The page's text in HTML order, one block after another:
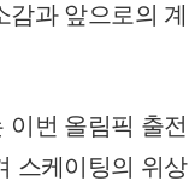
감과 앞으로의
이번 올림픽 출
스케이팅의 위